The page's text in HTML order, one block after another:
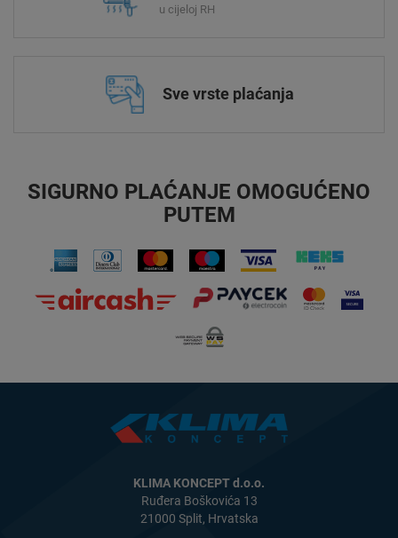
u cijeloj RH
Sve vrste plaćanja
SIGURNO PLAĆANJE OMOGUĆENO
PUTEM
KLIMA KONCEPT d.o.o.
Ruđera Boškovića 13
21000 Split, Hrvatska